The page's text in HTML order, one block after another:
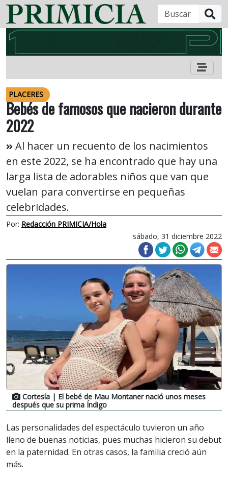
PLACERES
Bebés de famosos que nacieron durante
2022
Al hacer un recuento de los nacimientos
en este 2022, se ha encontrado que hay una
larga lista de adorables niños que van que
vuelan para convertirse en pequeñas
celebridades.
Por: Redacción PRIMICIA/Hola
sábado, 31 diciembre 2022
Cortesía | El bebé de Mau Montaner nació unos meses
después que su prima Índigo
Las personalidades del espectáculo tuvieron un año
lleno de buenas noticias, pues muchas hicieron su debut
en la paternidad. En otras casos, la familia creció aún
más.